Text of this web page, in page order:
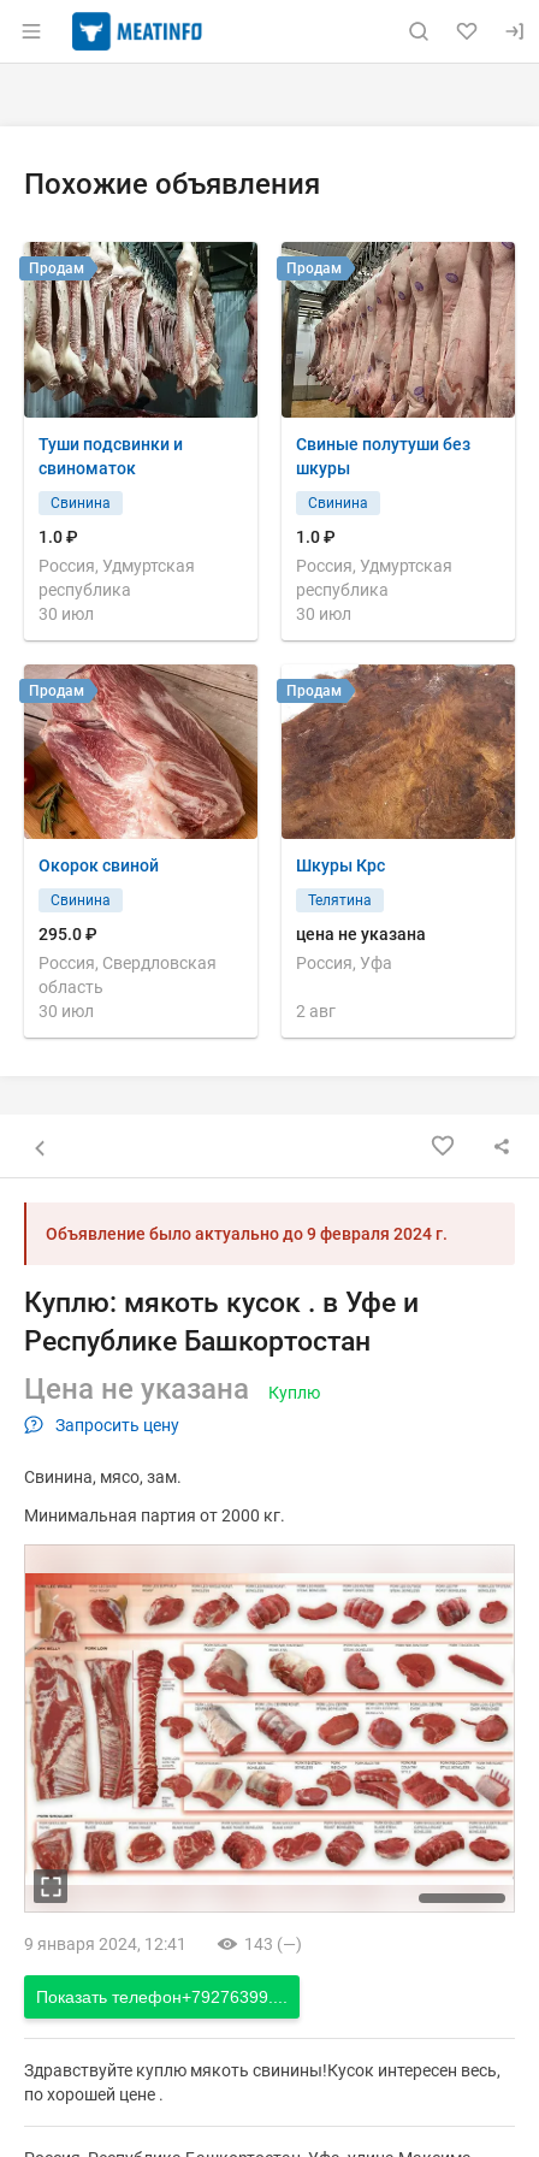
Раздел навигации по сайту meatinfo.ru
Похожие объявления
Туши подсвинки и
свиноматок
Свинина
1.0 ₽
Россия, Удмуртская
республика
30 июл
Продам
Свиные полутуши без
шкуры
Свинина
1.0 ₽
Россия, Удмуртская
республика
30 июл
Продам
Окорок свиной
Свинина
295.0 ₽
Россия, Свердловская
область
30 июл
Продам
Шкуры Крс
Телятина
цена не указана
Россия, Уфа
2 авг
Продам
Назад к списку объявлений
Объявление было актуально до9 февраля 2024 г.
Куплю: мякоть кусок . в Уфе и
Республике Башкортостан
Цена не указана
Запросить цену
Куплю
Свинина мясо зам.
Минимальная партия от 2000 кг.
9 января 2024, 12:41 143 (—)
Показать телефон+79276399....
Здравствуйте куплю мякоть свинины!Кусок интересен весь,
по хорошей цене .